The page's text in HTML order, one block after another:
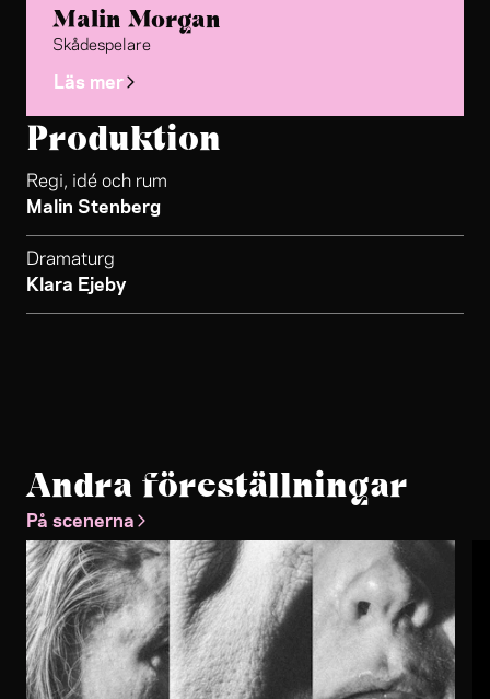
Malin Morgan
Skådespelare
Läs mer
Produktion
Regi, idé och rum
Malin Stenberg
Dramaturg
Klara Ejeby
Andra föreställningar
På scenerna